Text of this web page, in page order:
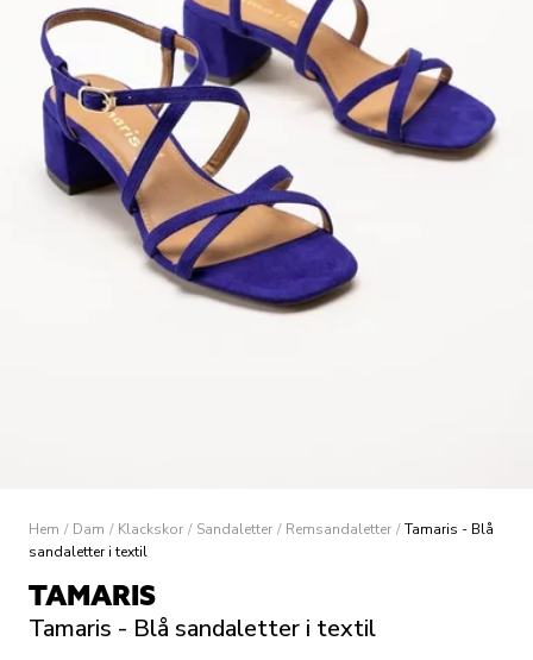
Hem / Dam / Klackskor / Sandaletter / Remsandaletter / Tamaris - Blå
sandaletter i textil
TAMARIS
Tamaris - Blå sandaletter i textil